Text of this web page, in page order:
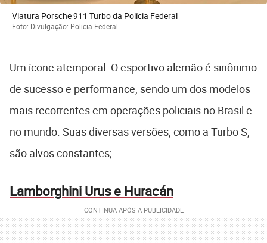
Viatura Porsche 911 Turbo da Polícia Federal
Foto: Divulgação: Polícia Federal
Um ícone atemporal. O esportivo alemão é sinônimo
de sucesso e performance, sendo um dos modelos
mais recorrentes em operações policiais no Brasil e
no mundo. Suas diversas versões, como a Turbo S,
são alvos constantes;
Lamborghini Urus e Huracán